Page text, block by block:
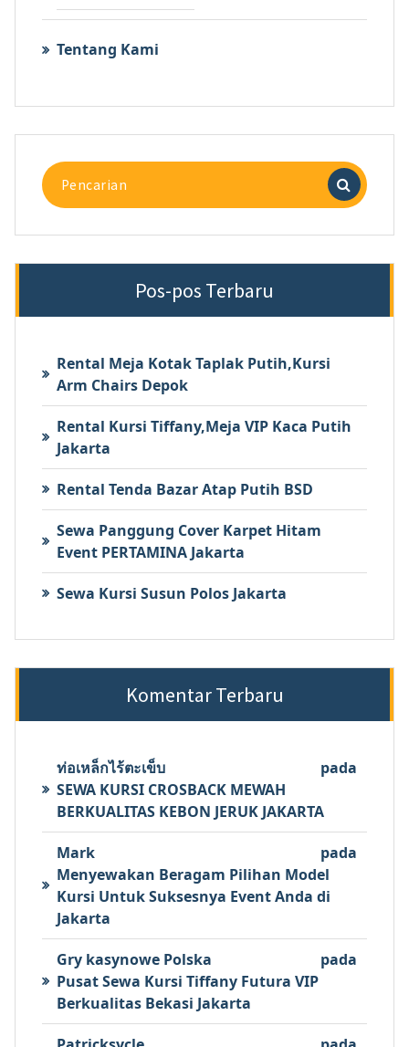
Tentang Kami
Pencarian
untuk:
Pos-pos Terbaru
Rental Meja Kotak Taplak Putih,Kursi
Arm Chairs Depok
Rental Kursi Tiffany,Meja VIP Kaca Putih
Jakarta
Rental Tenda Bazar Atap Putih BSD
Sewa Panggung Cover Karpet Hitam
Event PERTAMINA Jakarta
Sewa Kursi Susun Polos Jakarta
Komentar Terbaru
ท่อเหล็กไร้ตะเข็บ
pada
SEWA KURSI CROSBACK MEWAH
BERKUALITAS KEBON JERUK JAKARTA
Mark
pada
Menyewakan Beragam Pilihan Model
Kursi Untuk Suksesnya Event Anda di
Jakarta
Gry kasynowe Polska
pada
Pusat Sewa Kursi Tiffany Futura VIP
Berkualitas Bekasi Jakarta